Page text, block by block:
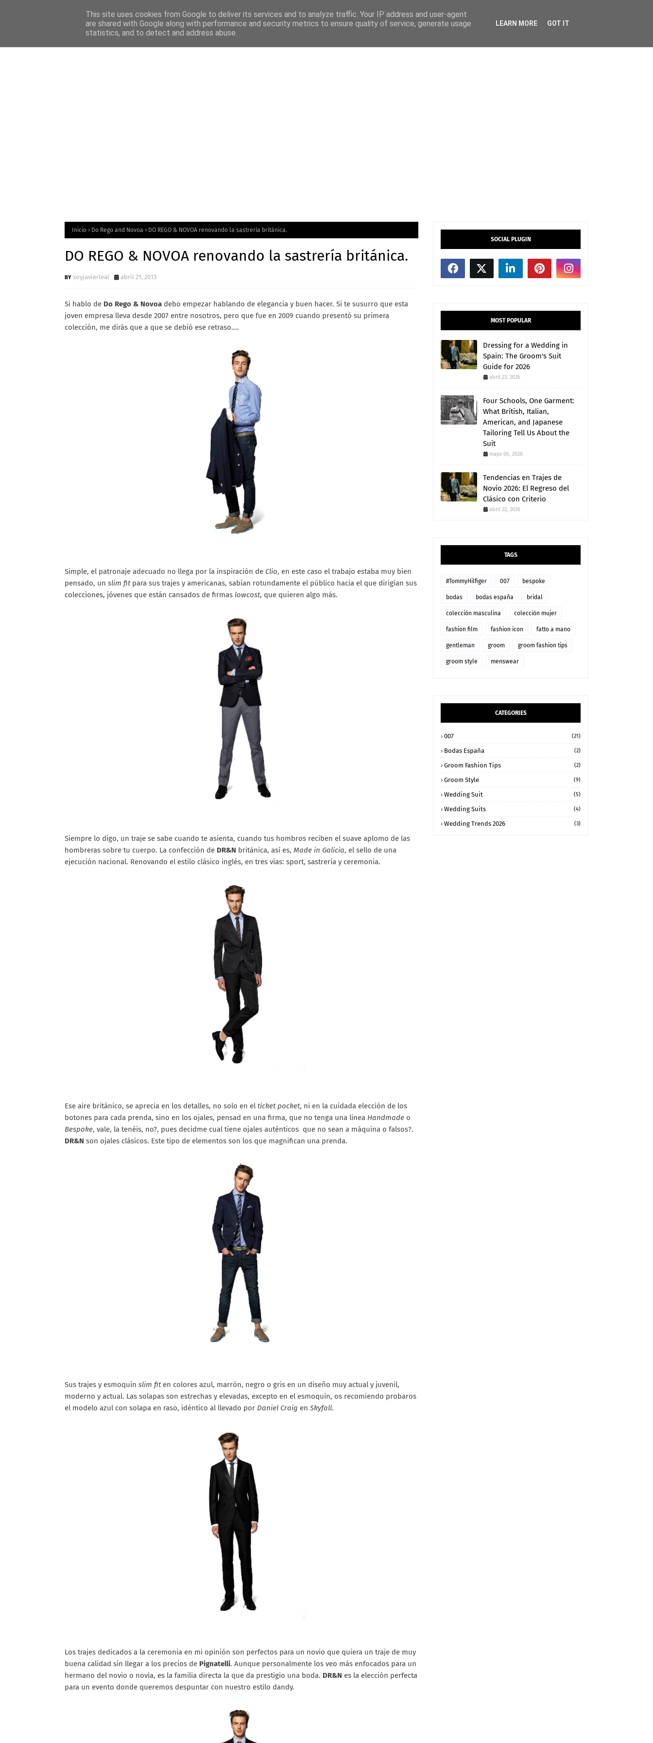
Home Features Menciones Mega Menu
Inicio Do Rego and Novoa DO REGO & NOVOA renovando la sastrería británica.
DO REGO & NOVOA renovando la sastrería británica.
soyjavierleal abril 21, 2013
Si hablo de Do Rego & Novoa debo empezar hablando de elegancia y buen hacer. Si te susurro que esta
joven empresa lleva desde 2007 entre nosotros, pero que fue en 2009 cuando presentó su primera
colección, me dirás que a que se debió ese retraso....
Simple, el patronaje adecuado no llega por la inspiración de Clio, en este caso el trabajo estaba muy bien
pensado, un slim fitpara sus trajes y americanas, sabían rotundamente el público hacia el que dirigían sus
colecciones, jóvenes que están cansados de firmas lowcost, que quieren algo más.
Siempre lo digo, un traje se sabe cuando te asienta, cuando tus hombros reciben el suave aplomo de las
hombreras sobre tu cuerpo. La confección de DR&N británica, así es, Made in Galicia, el sello de una
ejecución nacional. Renovando el estilo clásico inglés, en tres vías: sport, sastrería y ceremonia.
Ese aire británico, se aprecia en los detalles, no solo en el ticket pocket, ni en la cuidada elección de los
botones para cada prenda, sino en los ojales, pensad en una firma, que no tenga una linea Handmade o
Bespoke, vale, la tenéis, no?, pues decidme cual tiene ojales auténticos que no sean a máquina o falsos?.
DR&N son ojales clásicos. Este tipo de elementos son los que magnifican una prenda.
Sus trajes y esmoquín slim fiten colores azul, marrón, negro o gris en un diseño muy actual y juvenil,
moderno y actual. Las solapas son estrechas y elevadas, excepto en el esmoquín, os recomiendo probaros
el modelo azul con solapa en raso, idéntico al llevado por Daniel Craig en Skyfall.
Los trajes dedicados a la ceremonia en mi opinión son perfectos para un novio que quiera un traje de muy
buena calidad sin llegar a los precios de Pignatelli. Aunque personalmente los veo más enfocados para un
hermano del novio o novia, es la familia directa la que da prestigio una boda. DR&N es la elección perfecta
para un evento donde queremos despuntar con nuestro estilo dandy.
SOCIAL PLUGIN
MOST POPULAR
Dressing for a Wedding in
Spain: The Groom's Suit
Guide for 2026
abril 23, 2026
Four Schools, One Garment:
What British, Italian,
American, and Japanese
Tailoring Tell Us About the
Suit
mayo 06, 2026
Tendencias en Trajes de
Novio 2026: El Regreso del
Clásico con Criterio
abril 22, 2026
TAGS
#TommyHilfiger 007 bespoke
bodas bodas españa bridal
colección masculina colección mujer
fashion film fashion icon fatto a mano
gentleman groom groom fashion tips
groom style menswear
CATEGORIES
007 (21)
Bodas España (2)
Groom Fashion Tips (2)
Groom Style (9)
Wedding Suit (5)
Wedding Suits (4)
Wedding Trends 2026 (3)
This site uses cookies from Google to deliver its services and to analyze traffic. Your IP address and user-agent
are shared with Google along with performance and security metrics to ensure quality of service, generate usage
statistics, and to detect and address abuse.
LEARN MORE GOT IT